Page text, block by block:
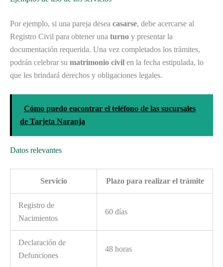
Por ejemplo, si una pareja desea casarse, debe acercarse al
Registro Civil para obtener una turno y presentar la
documentación requerida. Una vez completados los trámites,
podrán celebrar su matrimonio civil en la fecha estipulada, lo
que les brindará derechos y obligaciones legales.
Cómo puedo encontrar el teléfono de las sucursales
de Tarjeta Naranja
Datos relevantes
Servicio Plazo para realizar el trámite
Registro de
Nacimientos
60 días
Declaración de
Defunciones
48 horas